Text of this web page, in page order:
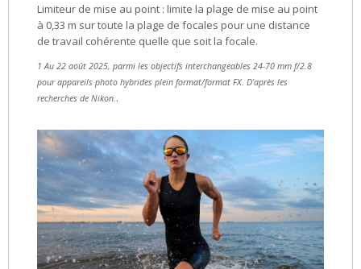
Limiteur de mise au point : limite la plage de mise au point
à 0,33 m sur toute la plage de focales pour une distance
de travail cohérente quelle que soit la focale.
1 Au 22 août 2025, parmi les objectifs interchangeables 24-70 mm f/2.8
pour appareils photo hybrides plein format/format FX. D’après les
recherches de Nikon..